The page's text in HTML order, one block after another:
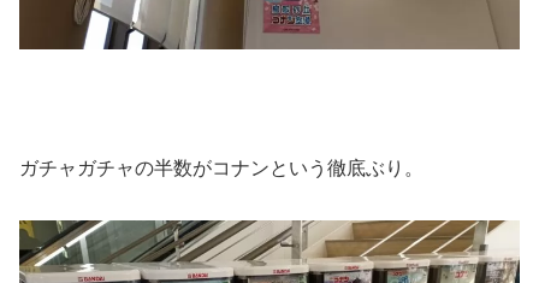
ガチャガチャの半数がコナンという徹底ぶり。